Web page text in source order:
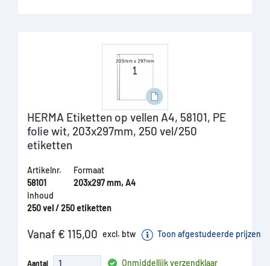
HERMA Etiketten op vellen A4, 58101, PE
folie wit, 203x297mm, 250 vel/250
etiketten
Artikelnr.
58101
Formaat
203x297 mm, A4
Inhoud
250 vel / 250 etiketten
Vanaf € 115,00 excl. btw Toon afgestudeerde prijzen
Aantal Onmiddellijk verzendklaar